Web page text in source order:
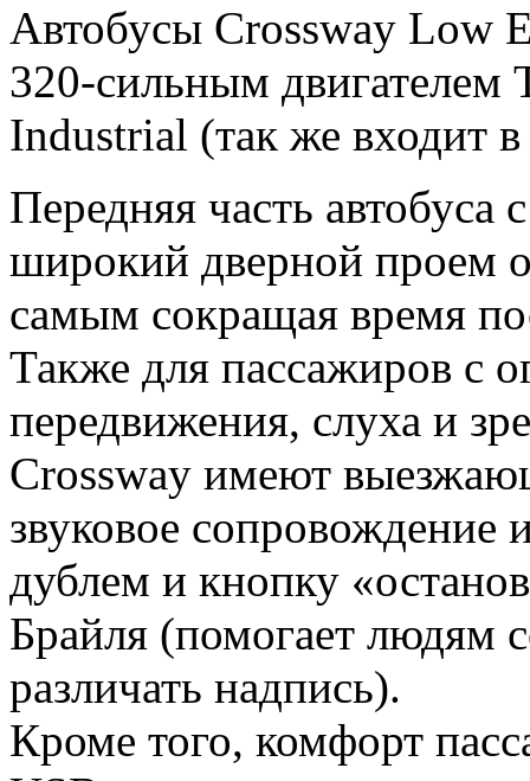
Автобусы Crossway Low
320-сильным двигателем
Industrial (так же входит
Передняя часть
широкий дверной проем
самым сокращая время
Также для пассажиров с
передвижения, слуха и
Crossway имеют
звуковое
дублем и кнопку
Брайля (помогает людям
различать надпись).
Кроме того, комфорт